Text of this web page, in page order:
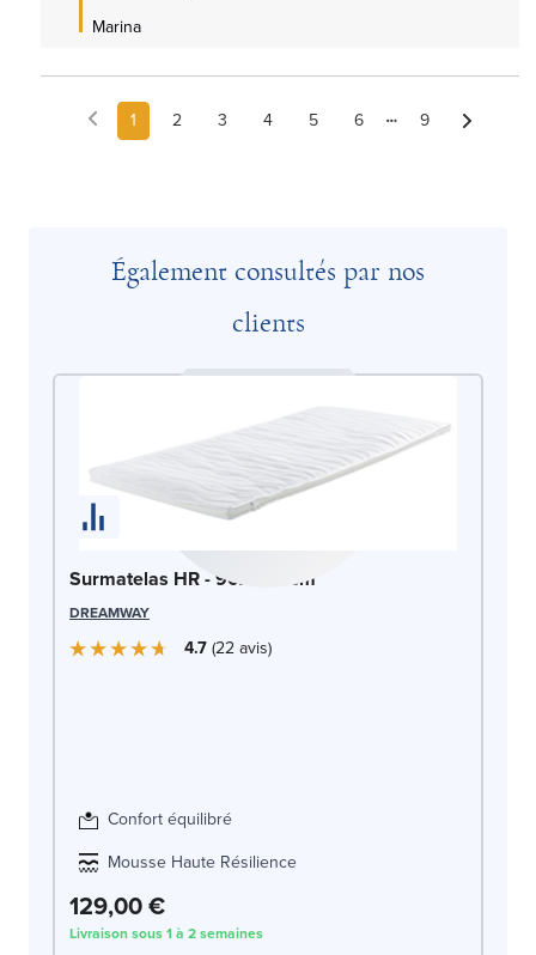
Marina
1 2 3 4 5 6 9
Également consultés par nos
clients
Surmatelas HR - 90x200 cm
DREAMWAY
4.7 22avis
Confort équilibré
Mousse Haute Résilience
129,00 €
Livraison sous 1 à 2 semaines